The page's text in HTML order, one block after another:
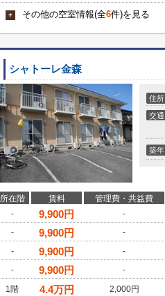
+ その他の空室情報(全6件)を見る
シャトーレ金森
住所
交通
築年
所在階 賃料 管理費・共益費
-
9,900円 -
-
9,900円 -
-
9,900円 -
-
9,900円 -
1階
4.4万円 2,000円